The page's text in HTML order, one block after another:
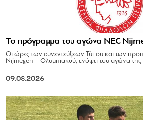
Το πρόγραμμα του αγώνα NEC
Οι ώρες των συνεντεύξεων Τύπου και των
Nijmegen – Ολυμπιακού, ενόψει του αγώνα της
09.08.2026